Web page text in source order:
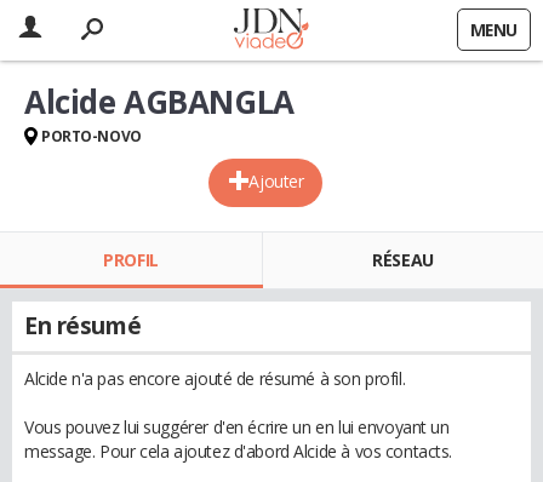
MENU
Ajouter
Alcide AGBANGLA
PORTO-NOVO
PROFIL RÉSEAU
En résumé
Alcide n'a pas encore ajouté de résumé à son profil.
Vous pouvez lui suggérer d'en écrire un en lui envoyant un
message. Pour cela ajoutez d'abord Alcide à vos contacts.